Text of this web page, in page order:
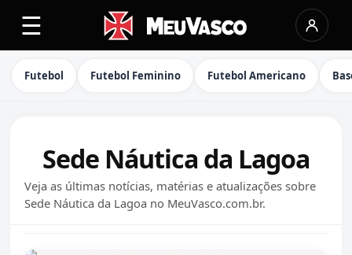
☰
Futebol Futebol Feminino Futebol Americano
Sede Náutica da Lagoa
Veja as últimas notícias, matérias e atualizações sobre
Sede Náutica da Lagoa no MeuVasco.com.br.